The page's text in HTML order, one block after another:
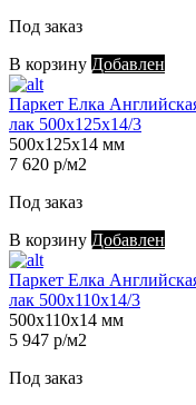
Под заказ
В корзину Добавлен
Паркет Елка
лак 500х125х14/3
500х125х14 мм
7 620 р/м2
Под заказ
В корзину Добавлен
Паркет Елка
лак 500х110х14/3
500х110х14 мм
5 947 р/м2
Под заказ